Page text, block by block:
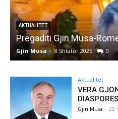
AKTUALITET
Pregaditi Gjin Musa-
Gjin Musa - 8 Shtator 2025 0
Aktualitet
VERA
Gjin Musa - 20